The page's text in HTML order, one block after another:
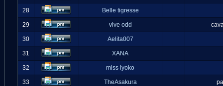
28 Belle tigresse
29 vive odd
30 Aelita007
31 XANA
32 miss lyoko
33 TheAsakura